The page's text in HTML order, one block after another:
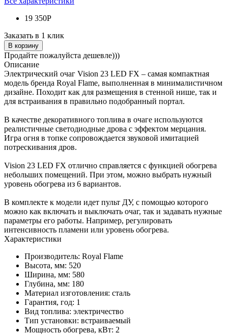
19 350Р
Заказать в 1 клик
В корзину
Продайте пожалуйста дешевле)))
Описание
Электрический очаг Vision 23 LED FX – самая компактная
модель бренда Royal Flame, выполненная в минималистичном
дизайне. Походит как для размещения в стенной нише, так и
для встраивания в правильно подобранный портал.
В качестве декоративного топлива в очаге используются
реалистичные светодиодные дрова с эффектом мерцания.
Игра огня в топке сопровождается звуковой имитацией
потрескивания дров.
Vision 23 LED FX отлично справляется с функцией обогрева
небольших помещений. При этом, можно выбрать нужный
уровень обогрева из 6 вариантов.
В комплекте к модели идет пульт ДУ, с помощью которого
можно как включать и выключать очаг, так и задавать нужные
параметры его работы. Например, регулировать
интенсивность пламени или уровень обогрева.
Характеристики
Производитель: Royal Flame
Высота, мм: 520
Ширина, мм: 580
Глубина, мм: 180
Материал изготовления: сталь
Гарантия, год: 1
Вид топлива: электричество
Тип установки: встраиваемый
Мощность обогрева, кВт: 2